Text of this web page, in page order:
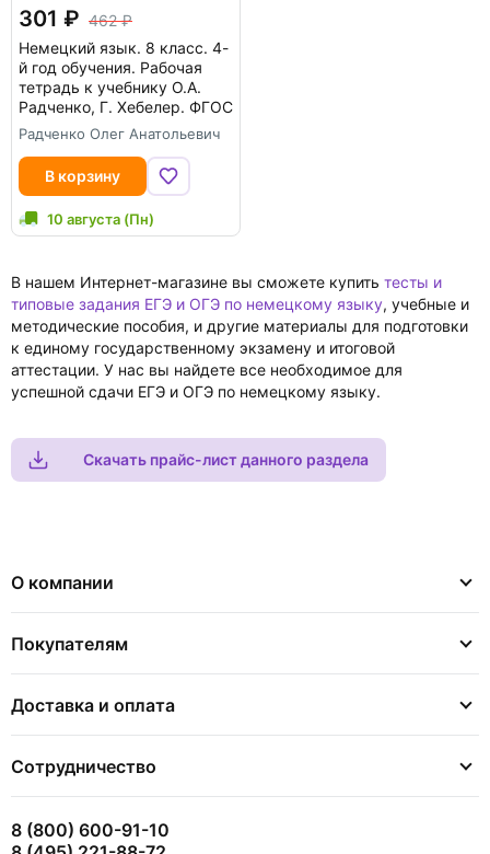
301
462
Немецкий язык. 8 класс. 4-
й год обучения. Рабочая
тетрадь к учебнику О.А.
Радченко, Г. Хебелер. ФГОС
Радченко Олег Анатольевич
В корзину
10 августа (Пн)
В нашем Интернет-магазине вы сможете купить тесты и
типовые задания ЕГЭ и ОГЭ по немецкому языку, учебные и
методические пособия, и другие материалы для подготовки
к единому государственному экзамену и итоговой
аттестации. У нас вы найдете все необходимое для
успешной сдачи ЕГЭ и ОГЭ по немецкому языку.
Скачать прайс-лист данного раздела
О компании
Покупателям
Доставка и оплата
Сотрудничество
8 (800) 600-91-10